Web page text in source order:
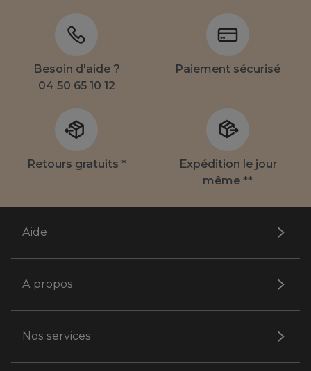
Besoin d'aide ?
04 50 65 10 12
Paiement sécurisé
Retours gratuits *
Expédition le jour
même **
Aide
A propos
Nos services